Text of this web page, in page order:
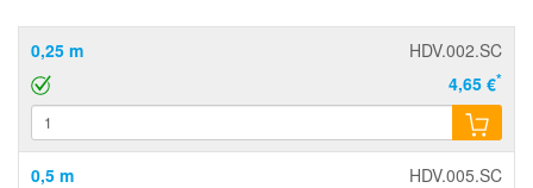
0,25 m
HDV.002.SC
4,65 €*
0,5 m
HDV.005.SC